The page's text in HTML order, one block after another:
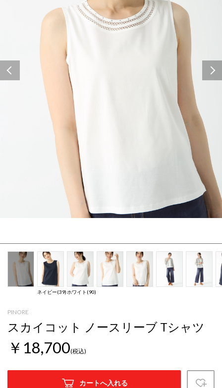
Previous
ネイビー(39) ホワイト(90)
PINORE
スカイコット ノースリーブ Tシャツ
￥18,700(税込)
カートへ入れる